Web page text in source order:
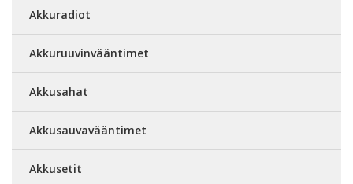
Akkuradiot
Akkuruuvinvääntimet
Akkusahat
Akkusauvavääntimet
Akkusetit